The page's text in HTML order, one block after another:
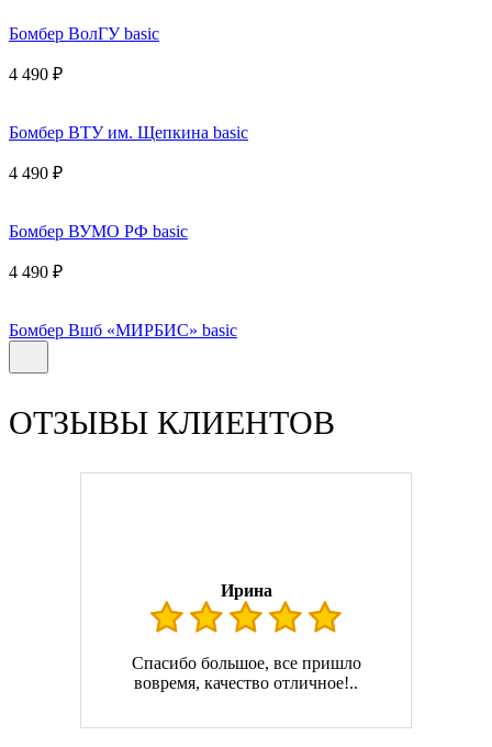
Бомбер ВолГУ basic
4 490 ₽
Бомбер ВТУ им. Щепкина basic
4 490 ₽
Бомбер ВУМО РФ basic
4 490 ₽
Бомбер Вшб «МИРБИС» basic
ОТЗЫВЫ КЛИЕНТОВ
Ирина
Спасибо большое, все пришло
вовремя, качество отличное!..